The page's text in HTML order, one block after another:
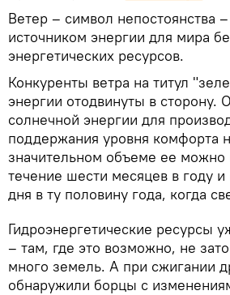
Ветер – символ непостоянства
источником энергии для мира
энергетических ресурсов.
Конкуренты ветра на титул
энергии отодвинуты в сторону.
солнечной энергии для
поддержания уровня комфорта
значительном объеме ее можно
течение шести месяцев в году
дня в ту половину года, когда
Гидроэнергетические ресурсы
– там, где это возможно, не
много земель. А при сжигании
обнаружили борцы с